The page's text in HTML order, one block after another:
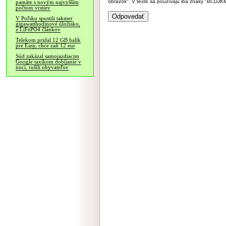
pamäte s novým najvyšším
počtom vrstiev
V Poľsku spustili takmer
gigawatthodinové úložisko,
z LiFePO4 článkov
Telekom pridal 12 GB balík
pre Easy, chce zaň 12 eur
Súd zakázal samojazdiacim
Google taxíkom dobíjanie v
noci, rušili obyvateľov
obrázok". V texte sa používajú iba znaky